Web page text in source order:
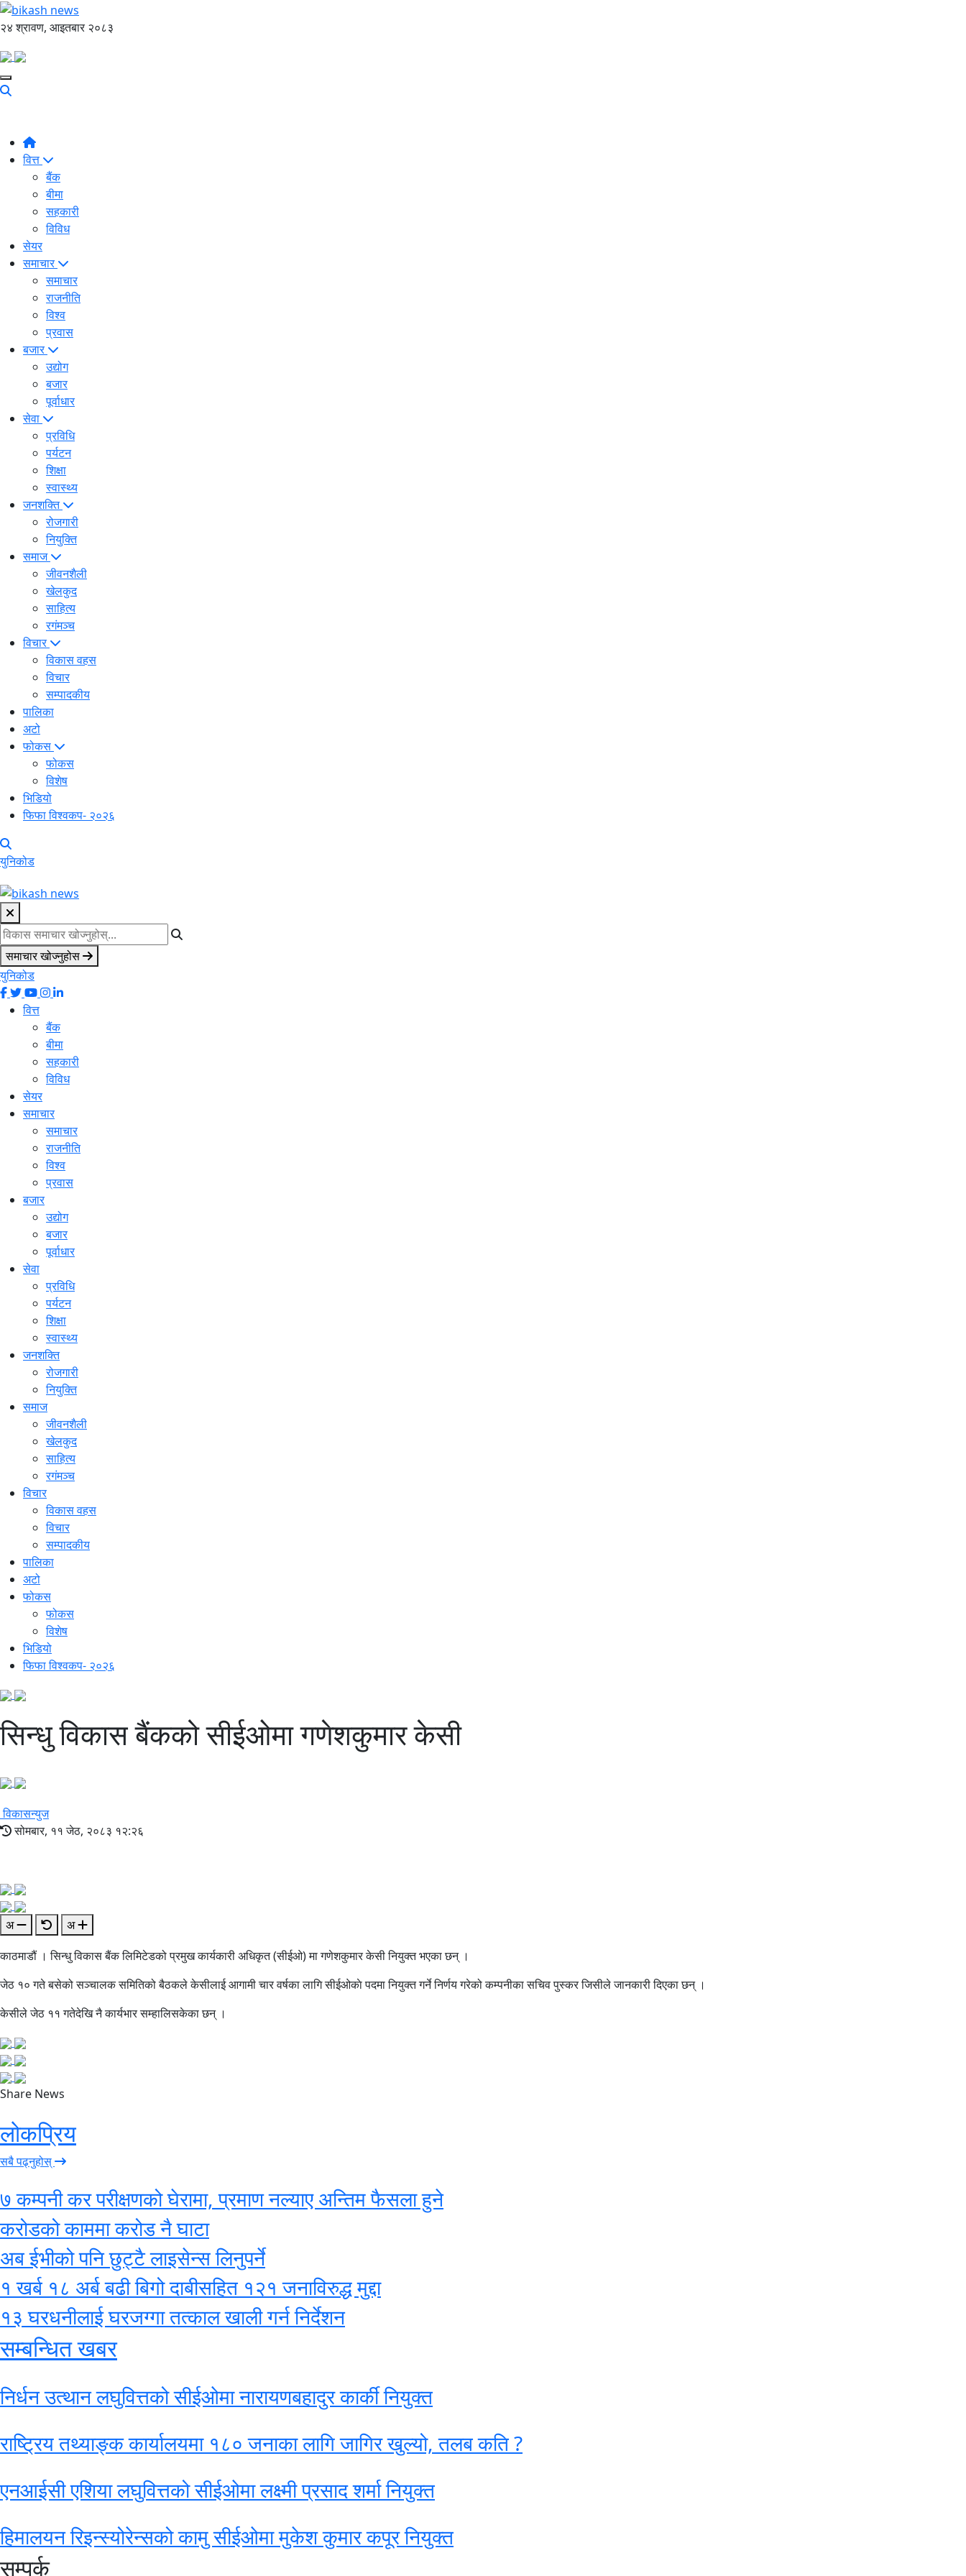
२४ श्रावण, आइतबार २०८३
वित्त
बैंक
बीमा
सहकारी
विविध
सेयर
समाचार
समाचार
राजनीति
विश्व
प्रवास
बजार
उद्योग
बजार
पूर्वाधार
सेवा
प्रविधि
पर्यटन
शिक्षा
स्वास्थ्य
जनशक्ति
रोजगारी
नियुक्ति
समाज
जीवनशैली
खेलकुद
साहित्य
रगंमञ्च
विचार
विकास वहस
विचार
सम्पादकीय
पालिका
अटो
फोकस
फोकस
विशेष
भिडियो
फिफा विश्वकप- २०२६
युनिकोड
समाचार खोज्नुहोस
युनिकोड
वित्त
बैंक
बीमा
सहकारी
विविध
सेयर
समाचार
समाचार
राजनीति
विश्व
प्रवास
बजार
उद्योग
बजार
पूर्वाधार
सेवा
प्रविधि
पर्यटन
शिक्षा
स्वास्थ्य
जनशक्ति
रोजगारी
नियुक्ति
समाज
जीवनशैली
खेलकुद
साहित्य
रगंमञ्च
विचार
विकास वहस
विचार
सम्पादकीय
पालिका
अटो
फोकस
फोकस
विशेष
भिडियो
फिफा विश्वकप- २०२६
सिन्धु विकास बैंकको सीईओमा गणेशकुमार केसी
विकासन्युज
सोमबार, ११ जेठ, २०८३ १२:२६
अ
अ
काठमाडौं । सिन्धु विकास बैंक लिमिटेडको प्रमुख कार्यकारी अधिकृत (सीईओ) मा गणेशकुमार केसी नियुक्त भएका छन् ।
जेठ १० गते बसेको सञ्चालक समितिको बैठकले केसीलाई आगामी चार वर्षका लागि सीईओकाे पदमा नियुक्त गर्ने निर्णय गरेको कम्पनीका सचिव पुस्कर जिसीले जानकारी दिएका छन् ।
केसीले जेठ ११ गतेदेखि नै कार्यभार सम्हालिसकेका छन् ।
Share News
लोकप्रिय
सबै पढ्नुहोस्
७ कम्पनी कर परीक्षणको घेरामा, प्रमाण नल्याए अन्तिम फैसला हुने
करोडको काममा करोड नै घाटा
अब ईभीको पनि छुट्टै लाइसेन्स लिनुपर्ने
१ खर्ब १८ अर्ब बढी बिगो दाबीसहित १२१ जनाविरुद्ध मुद्दा
१३ घरधनीलाई घरजग्गा तत्काल खाली गर्न निर्देशन
सम्बन्धित खबर
निर्धन उत्थान लघुवित्तको सीईओमा नारायणबहादुर कार्की नियुक्त
राष्ट्रिय तथ्याङ्क कार्यालयमा १८० जनाका लागि जागिर खुल्यो, तलब कति ?
एनआईसी एशिया लघुवित्तको सीईओमा लक्ष्मी प्रसाद शर्मा नियुक्त
हिमालयन रिइन्स्योरेन्सको कामु सीईओमा मुकेश कुमार कपूर नियुक्त
सम्पर्क